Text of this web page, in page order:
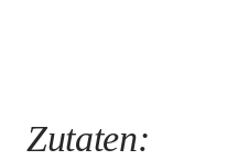
Zutaten: